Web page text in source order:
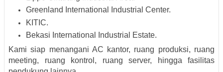
Greenland International Industrial Center.
KITIC.
Bekasi International Industrial Estate.
Kami siap menangani AC kantor, ruang produksi, ruang
meeting, ruang kontrol, ruang server, hingga fasilitas